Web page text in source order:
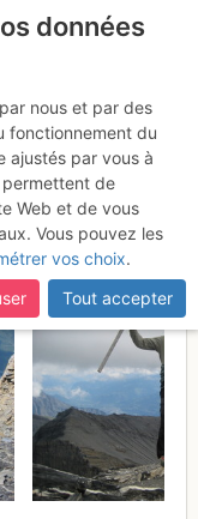
Morcles
et le
2017
données
nous et par des
fonctionnement du
ajustés par vous à
de
Web et de vous
Vous pouvez les
vos choix.
Tout accepter